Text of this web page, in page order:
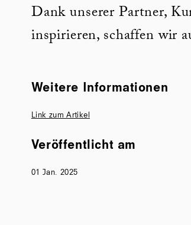
Dank unserer Partner,
inspirieren, schaffen wir
Weitere Informationen
Link zum Artikel
Veröffentlicht am
01 Jan. 2025